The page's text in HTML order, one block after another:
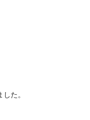
た。